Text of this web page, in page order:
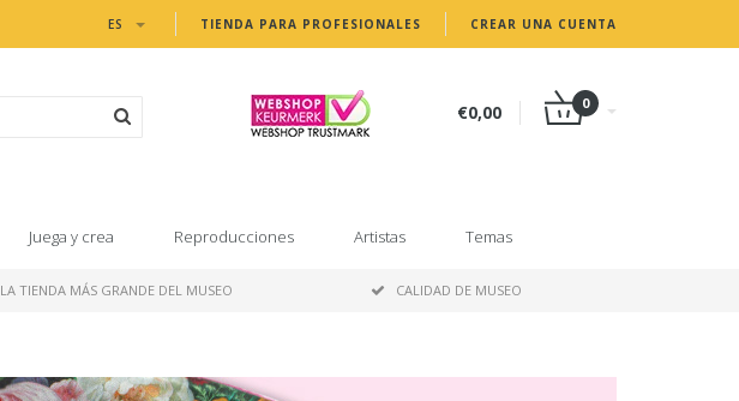
TIENDA PARA PROFESIONALES CREAR UNA CUENTA
ES
€0,00 0
Juega y crea Reproducciones Artistas Temas
LA TIENDA MÁS GRANDE DEL MUSEO CALIDAD DE MUSEO